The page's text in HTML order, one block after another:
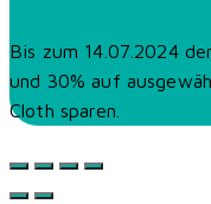
Bis zum 14.07.2024
und 30% auf
Cloth sparen.